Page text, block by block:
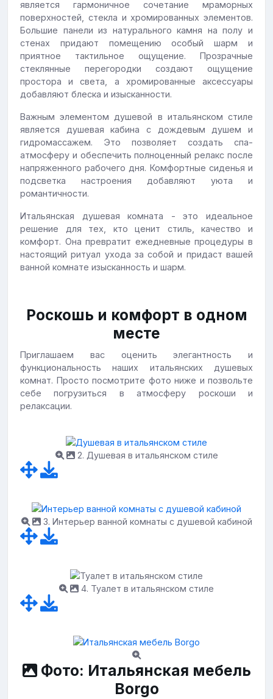
является гармоничное сочетание мраморных
поверхностей, стекла и хромированных элементов.
Большие панели из натурального камня на полу и
стенах придают помещению особый шарм и
приятное тактильное ощущение. Прозрачные
стеклянные перегородки создают ощущение
простора и света, а хромированные аксессуары
добавляют блеска и изысканности.
Важным элементом душевой в итальянском стиле
является душевая кабина с дождевым душем и
гидромассажем. Это позволяет создать спа-
атмосферу и обеспечить полноценный релакс после
напряженного рабочего дня. Комфортные сиденья и
подсветка настроения добавляют уюта и
романтичности.
Итальянская душевая комната - это идеальное
решение для тех, кто ценит стиль, качество и
комфорт. Она превратит ежедневные процедуры в
настоящий ритуал ухода за собой и придаст вашей
ванной комнате изысканность и шарм.
Роскошь и комфорт в одном
месте
Приглашаем вас оценить элегантность и
функциональность наших итальянских душевых
комнат. Просто посмотрите фото ниже и позвольте
себе погрузиться в атмосферу роскоши и
релаксации.
2. Душевая в итальянском стиле
3. Интерьер ванной комнаты с душевой кабиной
4. Туалет в итальянском стиле
Фото: Итальянская мебель
Borgo